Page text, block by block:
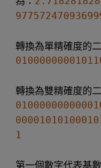
轉換為單精確度的
轉換為雙精確度的
1
第一個數字代表基